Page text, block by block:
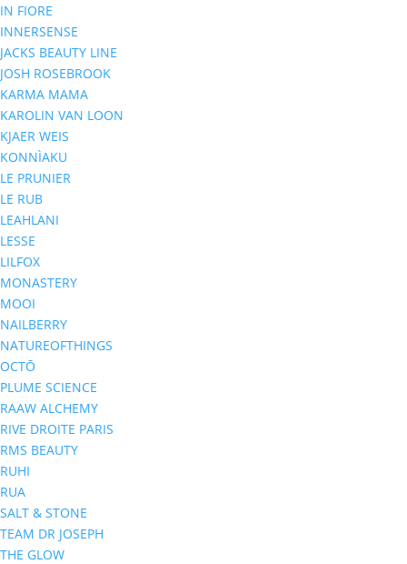
IN FIORE
INNERSENSE
JACKS BEAUTY LINE
JOSH ROSEBROOK
KARMA MAMA
KAROLIN VAN LOON
KJAER WEIS
KONNÌAKU
LE PRUNIER
LE RUB
LEAHLANI
LESSE
LILFOX
MONASTERY
MOOI
NAILBERRY
NATUREOFTHINGS
OCTŌ
PLUME SCIENCE
RAAW ALCHEMY
RIVE DROITE PARIS
RMS BEAUTY
RUHI
RUA
SALT & STONE
TEAM DR JOSEPH
THE GLOW